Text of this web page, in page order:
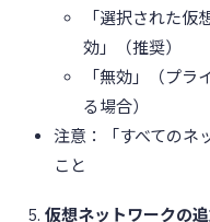
「選択された
効」（推奨）
「無効」（プ
る場合）
注意：「すべてのネ
こと
仮想ネットワークの